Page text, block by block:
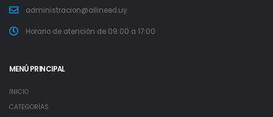
administracion@allineed.uy
Horario de atención de 09:00 a 17:00
MENÚ PRINCIPAL
INICIO
CATEGORÍAS